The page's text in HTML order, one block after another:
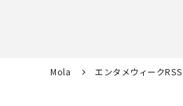
Mola エンタメウィークRSS